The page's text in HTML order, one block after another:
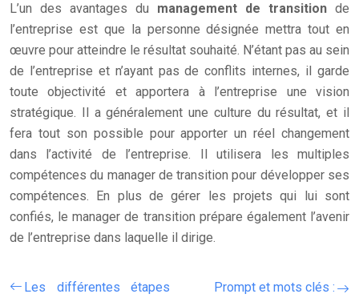
L’un des avantages du management de transition de
l’entreprise est que la personne désignée mettra tout en
œuvre pour atteindre le résultat souhaité. N’étant pas au sein
de l’entreprise et n’ayant pas de conflits internes, il garde
toute objectivité et apportera à l’entreprise une vision
stratégique. Il a généralement une culture du résultat, et il
fera tout son possible pour apporter un réel changement
dans l’activité de l’entreprise. Il utilisera les multiples
compétences du manager de transition pour développer ses
compétences. En plus de gérer les projets qui lui sont
confiés, le manager de transition prépare également l’avenir
de l’entreprise dans laquelle il dirige.
Les différentes étapes
Prompt et mots clés :